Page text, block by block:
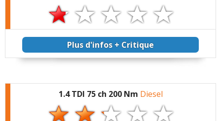
Plus d'infos + Critique
1.4 TDI 75 ch 200 Nm Diesel